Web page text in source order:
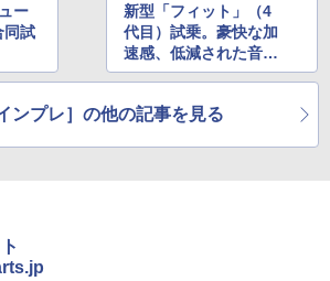
ー
同試
新型「フィット」（4
代目）試乗。豪快な加
速感、低減された音や
微振動など進化点詳報
ンプレ］の他の記事を見る